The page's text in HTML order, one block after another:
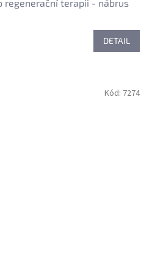
regenerační terapii - nábrus
DETAIL
Kód: 7274